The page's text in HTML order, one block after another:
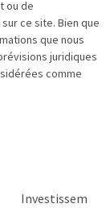
ou de
ce site. Bien que
que nous
juridiques
comme
Investissem